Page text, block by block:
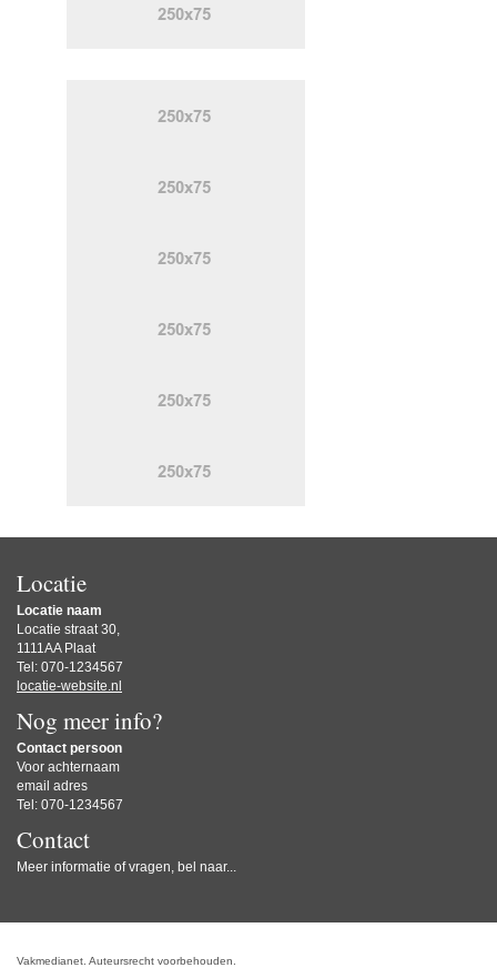
Locatie
Locatie naam
Locatie straat 30,
1111AA Plaat
Tel: 070-1234567
locatie-website.nl
Nog meer info?
Contact persoon
Voor achternaam
email adres
Tel: 070-1234567
Contact
Meer informatie of vragen, bel naar...
Vakmedianet. Auteursrecht voorbehouden.